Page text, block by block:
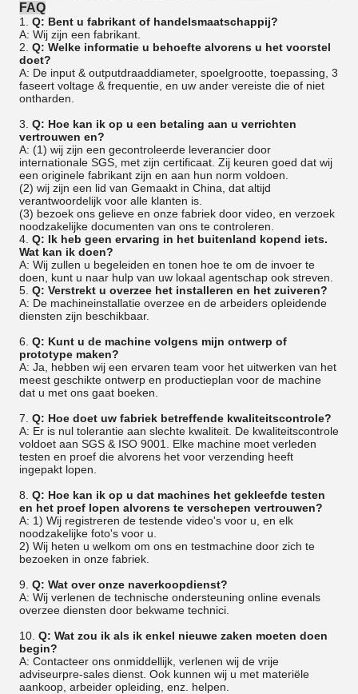
FAQ
1. Q: Bent u fabrikant of handelsmaatschappij?
A: Wij zijn een fabrikant.
2. Q: Welke informatie u behoefte alvorens u het voorstel
doet?
A: De input & outputdraaddiameter, spoelgrootte, toepassing, 3
faseert voltage & frequentie, en uw ander vereiste die of niet
ontharden.
3. Q: Hoe kan ik op u een betaling aan u verrichten
vertrouwen en?
A: (1) wij zijn een gecontroleerde leverancier door
internationale SGS, met zijn certificaat. Zij keuren goed dat wij
een originele fabrikant zijn en aan hun norm voldoen.
(2) wij zijn een lid van Gemaakt in China, dat altijd
verantwoordelijk voor alle klanten is.
(3) bezoek ons gelieve en onze fabriek door video, en verzoek
noodzakelijke documenten van ons te controleren.
4. Q: Ik heb geen ervaring in het buitenland kopend iets.
Wat kan ik doen?
A: Wij zullen u begeleiden en tonen hoe te om de invoer te
doen, kunt u naar hulp van uw lokaal agentschap ook streven.
5. Q: Verstrekt u overzee het installeren en het zuiveren?
A: De machineinstallatie overzee en de arbeiders opleidende
diensten zijn beschikbaar.
6. Q: Kunt u de machine volgens mijn ontwerp of
prototype maken?
A: Ja, hebben wij een ervaren team voor het uitwerken van het
meest geschikte ontwerp en productieplan voor de machine
dat u met ons gaat boeken.
7. Q: Hoe doet uw fabriek betreffende kwaliteitscontrole?
A: Er is nul tolerantie aan slechte kwaliteit. De kwaliteitscontrole
voldoet aan SGS & ISO 9001. Elke machine moet verleden
testen en proef die alvorens het voor verzending heeft
ingepakt lopen.
8. Q: Hoe kan ik op u dat machines het gekleefde testen
en het proef lopen alvorens te verschepen vertrouwen?
A: 1) Wij registreren de testende video's voor u, en elk
noodzakelijke foto's voor u.
2) Wij heten u welkom om ons en testmachine door zich te
bezoeken in onze fabriek.
9. Q: Wat over onze naverkoopdienst?
A: Wij verlenen de technische ondersteuning online evenals
overzee diensten door bekwame technici.
10. Q: Wat zou ik als ik enkel nieuwe zaken moeten doen
begin?
A: Contacteer ons onmiddellijk, verlenen wij de vrije
adviseurpre-sales dienst. Ook kunnen wij u met materiële
aankoop, arbeider opleiding, enz. helpen.